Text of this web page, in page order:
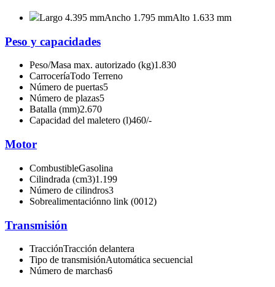
Largo 4.395 mmAncho 1.795 mmAlto 1.633 mm
Peso y capacidades
Peso/Masa max. autorizado (kg)1.830
CarroceríaTodo Terreno
Número de puertas5
Número de plazas5
Batalla (mm)2.670
Capacidad del maletero (l)460/-
Motor
CombustibleGasolina
Cilindrada (cm3)1.199
Número de cilindros3
Sobrealimentaciónno link (0012)
Transmisión
TracciónTracción delantera
Tipo de transmisiónAutomática secuencial
Número de marchas6